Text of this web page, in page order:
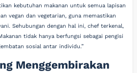
kebutuhan makanan untuk semua lapisan
vegan dan vegetarian, guna memastikan
Sehubungan dengan hal ini, chef terkenal,
tidak hanya berfungsi sebagai pengisi
sosial antar individu.”
Menggembirakan